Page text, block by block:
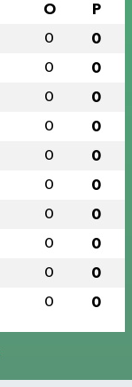
O P
0 0
0 0
0 0
0 0
0 0
0 0
0 0
0 0
0 0
0 0